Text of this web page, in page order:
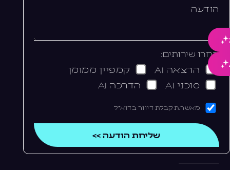
הודעה
בחרו שירותים:
הרצאה AI
קמפיין ממומן
סוכני AI
הדרכה AI
מאשר.ת קבלת דיוור בדוא"ל
שליחת הודעה >>